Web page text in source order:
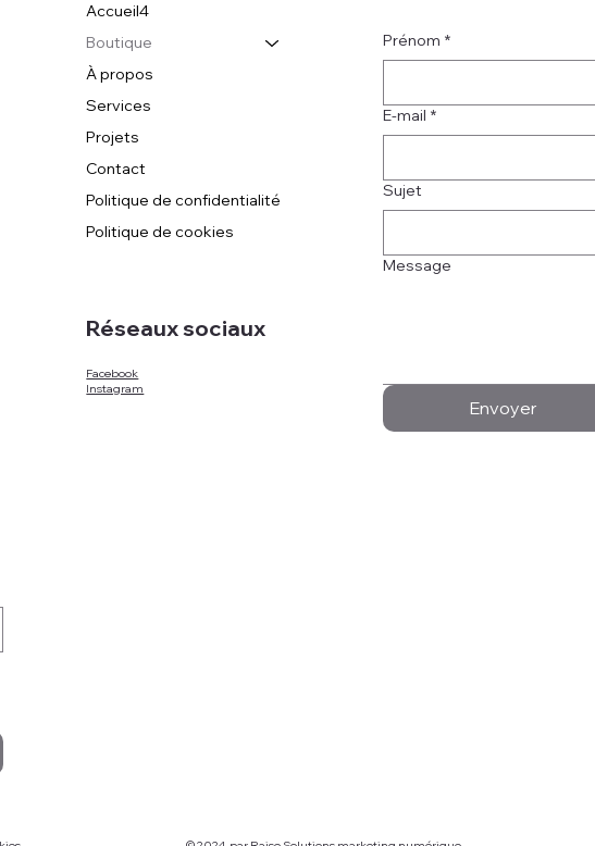
Accueil4
Boutique
À propos
Services
Projets
Contact
Politique de confidentialité
Politique de cookies
Facebook
Instagram
Réseaux sociaux
Prénom *
E-mail *
Sujet
Message
Envoyer